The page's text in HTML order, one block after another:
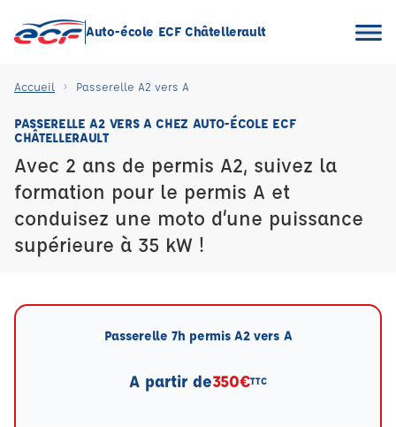
Auto-école ECF Châtellerault
Accueil Passerelle A2 vers A
PASSERELLE A2 VERS A CHEZ AUTO-ÉCOLE ECF
CHÂTELLERAULT
Avec 2 ans de permis A2, suivez la
formation pour le permis A et
conduisez une moto d’une puissance
supérieure à 35 kW !
Passerelle 7h permis A2 vers A
A partir de350€TTC